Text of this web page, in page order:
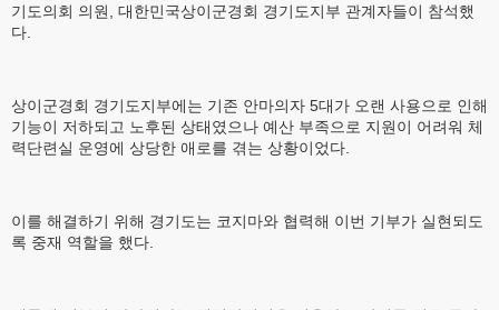
기도의회 의원, 대한민국상이군경회 경기도지부 관계자들이 참석했
다.
상이군경회 경기도지부에는 기존 안마의자 5대가 오랜 사용으로 인해
기능이 저하되고 노후된 상태였으나 예산 부족으로 지원이 어려워 체
력단련실 운영에 상당한 애로를 겪는 상황이었다.
이를 해결하기 위해 경기도는 코지마와 협력해 이번 기부가 실현되도
록 중재 역할을 했다.